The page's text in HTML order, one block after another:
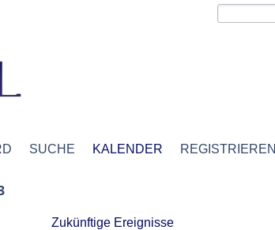
SUCHE KALENDER REGISTRIEREN
Zukünftige Ereignisse